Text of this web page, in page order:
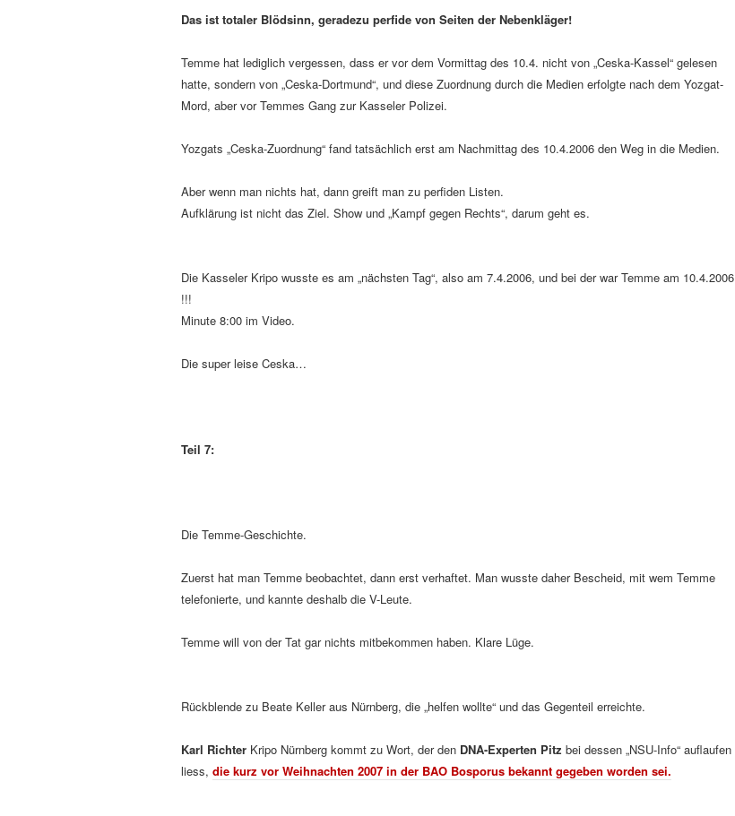
Das ist totaler Blödsinn, geradezu perfide von Seiten der Nebenkläger!
Temme hat lediglich vergessen, dass er vor dem Vormittag des 10.4. nicht von „Ceska-Kassel“ gelesen
hatte, sondern von „Ceska-Dortmund“, und diese Zuordnung durch die Medien erfolgte nach dem Yozgat-
Mord, aber vor Temmes Gang zur Kasseler Polizei.
Yozgats „Ceska-Zuordnung“ fand tatsächlich erst am Nachmittag des 10.4.2006 den Weg in die Medien.
Aber wenn man nichts hat, dann greift man zu perfiden Listen.
Aufklärung ist nicht das Ziel. Show und „Kampf gegen Rechts“, darum geht es.
Die Kasseler Kripo wusste es am „nächsten Tag“, also am 7.4.2006, und bei der war Temme am 10.4.2006
!!!
Minute 8:00 im Video.
Die super leise Ceska…
Teil 7:
Die Temme-Geschichte.
Zuerst hat man Temme beobachtet, dann erst verhaftet. Man wusste daher Bescheid, mit wem Temme
telefonierte, und kannte deshalb die V-Leute.
Temme will von der Tat gar nichts mitbekommen haben. Klare Lüge.
Rückblende zu Beate Keller aus Nürnberg, die „helfen wollte“ und das Gegenteil erreichte.
Karl Richter Kripo Nürnberg kommt zu Wort, der den DNA-Experten Pitz bei dessen „NSU-Info“ auflaufen
liess, die kurz vor Weihnachten 2007 in der BAO Bosporus bekannt gegeben worden sei.